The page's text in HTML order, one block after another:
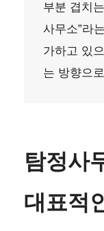
부분 겹치
사무소”라
가하고 있
는 방향으
탐정사
대표적